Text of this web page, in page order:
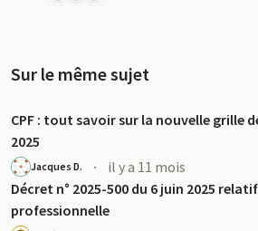
Sur le même sujet
CPF : tout savoir sur la nouvelle grille
2025
Jacques D. ·
il y a 11 mois
Décret n° 2025-500 du 6 juin 2025
professionnelle